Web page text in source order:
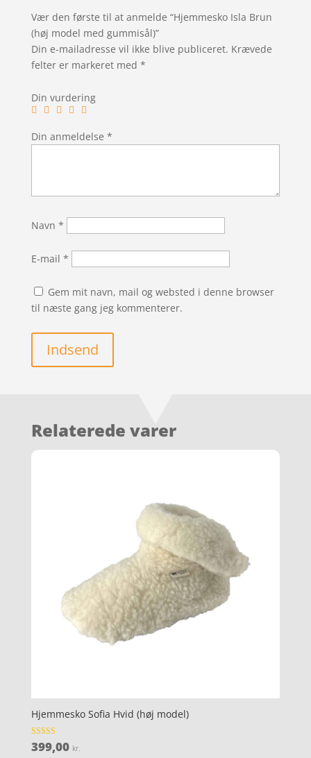
Vær den første til at anmelde “Hjemmesko Isla Brun
(høj model med gummisål)”
Din e-mailadresse vil ikke blive publiceret. Krævede
felter er markeret med *
Din vurdering
Din anmeldelse *
Navn *
E-mail *
Gem mit navn, mail og websted i denne browser
til næste gang jeg kommenterer.
Indsend
Relaterede varer
Hjemmesko Sofia Hvid (høj model)
Vurderet
4.7
399,00 kr.